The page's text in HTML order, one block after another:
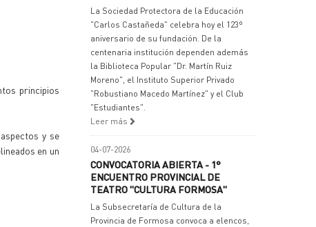
principios
y se
en un
La Sociedad Protectora de la Educación
"Carlos Castañeda" celebra hoy el 123º
aniversario de su fundación. De la
centenaria institución dependen además
la Biblioteca Popular "Dr. Martín Ruiz
Moreno", el Instituto Superior Privado
"Robustiano Macedo Martínez" y el Club
"Estudiantes".
Leer más
04-07-2026
CONVOCATORIA ABIERTA - 1°
ENCUENTRO PROVINCIAL DE
TEATRO "CULTURA FORMOSA"
La Subsecretaría de Cultura de la
Provincia de Formosa convoca a elencos,